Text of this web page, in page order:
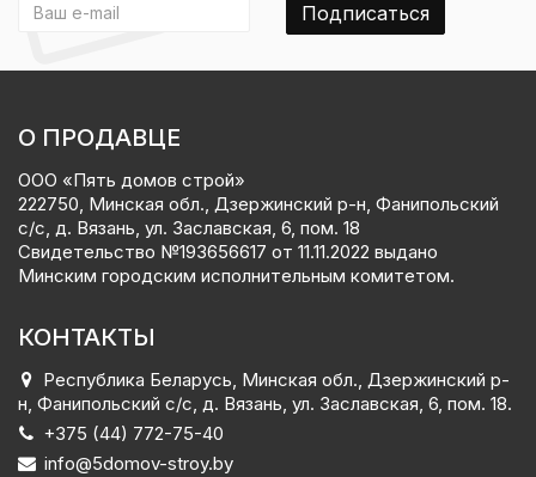
Подписаться
О ПРОДАВЦЕ
ООО «Пять домов строй»
222750, Минская обл., Дзержинский р-н, Фанипольский
с/с, д. Вязань, ул. Заславская, 6, пом. 18
Свидетельство №‎193656617 от 11.11.2022 выдано
Минским городским исполнительным комитетом.
КОНТАКТЫ
Республика Беларусь, Минская обл., Дзержинский р-
н, Фанипольский с/с, д. Вязань, ул. Заславская, 6, пом. 18.
+375 (44) 772-75-40
info@5domov-stroy.by